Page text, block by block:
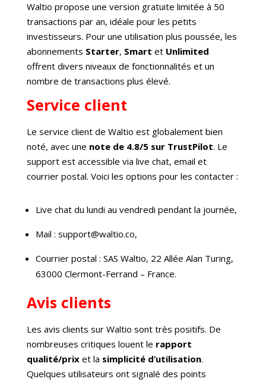
Waltio propose une version gratuite limitée à 50
transactions par an, idéale pour les petits
investisseurs. Pour une utilisation plus poussée, les
abonnements Starter, Smart et Unlimited
offrent divers niveaux de fonctionnalités et un
nombre de transactions plus élevé.
Service client
Le service client de Waltio est globalement bien
noté, avec une note de 4.8/5 sur TrustPilot. Le
support est accessible via live chat, email et
courrier postal. Voici les options pour les contacter :
Live chat du lundi au vendredi pendant la journée,
Mail : support@waltio.co,
Courrier postal : SAS Waltio, 22 Allée Alan Turing,
63000 Clermont-Ferrand – France.
Avis clients
Les avis clients sur Waltio sont très positifs. De
nombreuses critiques louent le rapport
qualité/prixet la simplicité d’utilisation.
Quelques utilisateurs ont signalé des points